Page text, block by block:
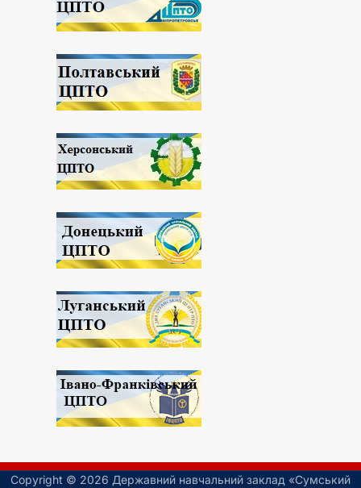
Copyright © 2026 Державний навчальний заклад «Сумський